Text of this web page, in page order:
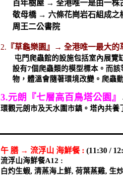
百年樹屋 → 全港唯一是由一株
敬母橋 → 六條花崗岩石組成之
周王二公書院
2. 『草龜樂園』→ 全港唯一最大的
屯門爬蟲館的設施包括室內展覽
設有7個爬蟲類的模型標本。而
物，體溫會隨著環境改變。爬蟲
3.元朗『七層高百鳥塔公園』
環觀元朗市及天水圍市鎮。塔內共養
午 膳 → 流浮山 海鮮餐: (11:30 /
流浮山海鮮餐
白灼生蝦,清蒸海上鮮,荷葉蒸雞,生